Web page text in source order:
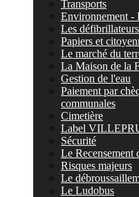
Transports
Environnement -
Les
Papiers et
Le marché du
La Maison de la
Gestion de l'eau
Paiement par
communales
Cimetière
Label
Sécurité
Le Recensement
Risques majeurs
Le
Le Ludobus